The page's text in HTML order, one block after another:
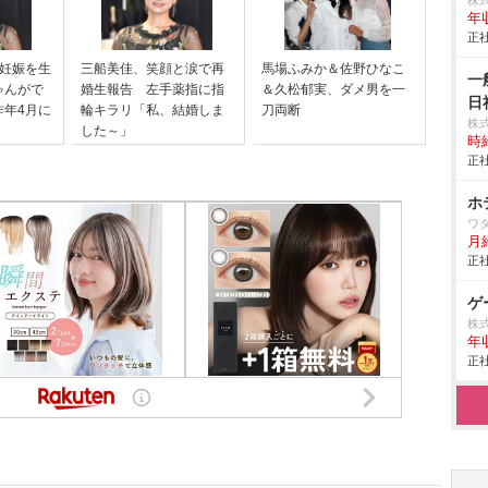
娠を生
んがで
4月に
三船美佳、笑顔と涙で再
婚生報告 左手薬指に指
輪キラリ「私、結婚しま
した～」
馬場ふみか＆佐野ひなこ
＆久松郁実、ダメ男を一
刀両断
年
正
一
株
時
正
ホ
ワ
月
正
ゲ
株
年
正